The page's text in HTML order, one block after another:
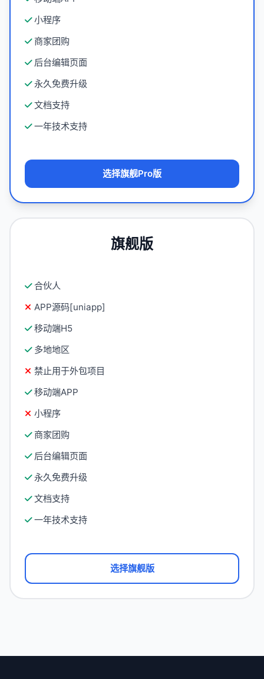
小程序
商家团购
后台编辑页面
永久免费升级
文档支持
一年技术支持
选择旗舰Pro版
旗舰版
合伙人
APP源码[uniapp]
移动端H5
多地地区
禁止用于外包项目
移动端APP
小程序
商家团购
后台编辑页面
永久免费升级
文档支持
一年技术支持
选择旗舰版